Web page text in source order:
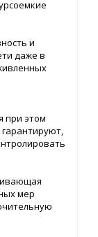
и
даже в
при этом
мер